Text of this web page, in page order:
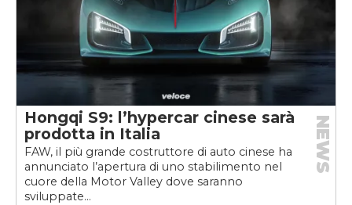
Hongqi S9: l’hypercar cinese sarà
prodotta in Italia
FAW, il più grande costruttore di auto cinese ha
annunciato l’apertura di uno stabilimento nel
cuore della Motor Valley dove saranno
sviluppate...
NEWS